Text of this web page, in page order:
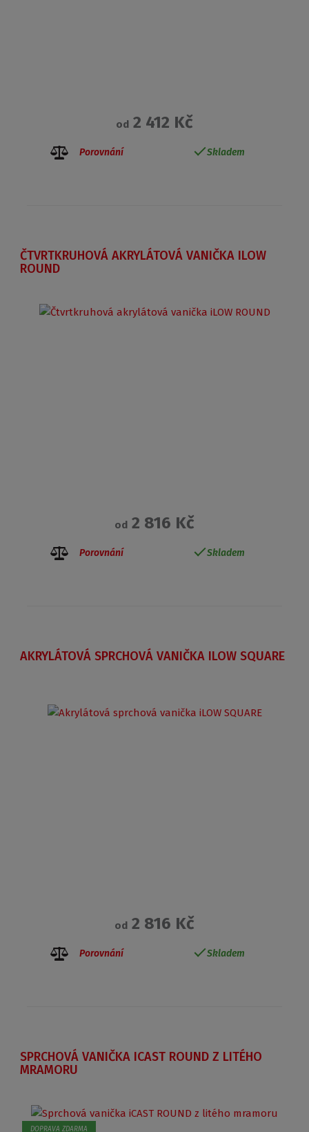
od 2 412 Kč
Porovnání Skladem
ČTVRTKRUHOVÁ AKRYLÁTOVÁ VANIČKA ILOW
ROUND
od 2 816 Kč
Porovnání Skladem
AKRYLÁTOVÁ SPRCHOVÁ VANIČKA ILOW SQUARE
od 2 816 Kč
Porovnání Skladem
SPRCHOVÁ VANIČKA ICAST ROUND Z LITÉHO
MRAMORU
DOPRAVA ZDARMA